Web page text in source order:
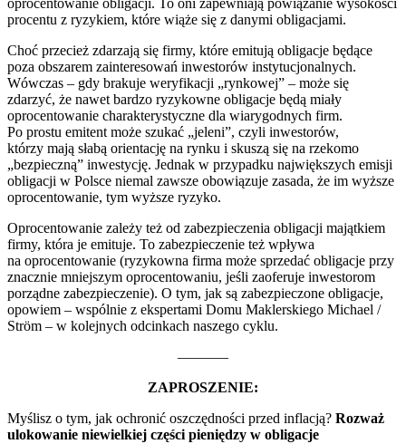
oprocentowanie obligacji. To oni zapewniają powiązanie wysokości
procentu z ryzykiem, które wiąże się z danymi obligacjami.
Choć przecież zdarzają się firmy, które emitują obligacje będące
poza obszarem zainteresowań inwestorów instytucjonalnych.
Wówczas – gdy brakuje weryfikacji „rynkowej” – może się
zdarzyć, że nawet bardzo ryzykowne obligacje będą miały
oprocentowanie charakterystyczne dla wiarygodnych firm.
Po prostu emitent może szukać „jeleni”, czyli inwestorów,
którzy mają słabą orientację na rynku i skuszą się na rzekomo
„bezpieczną” inwestycję. Jednak w przypadku największych emisji
obligacji w Polsce niemal zawsze obowiązuje zasada, że im wyższe
oprocentowanie, tym wyższe ryzyko.
Oprocentowanie zależy też od zabezpieczenia obligacji majątkiem
firmy, która je emituje. To zabezpieczenie też wpływa
na oprocentowanie (ryzykowna firma może sprzedać obligacje przy
znacznie mniejszym oprocentowaniu, jeśli zaoferuje inwestorom
porządne zabezpieczenie). O tym, jak są zabezpieczone obligacje,
opowiem – wspólnie z ekspertami Domu Maklerskiego Michael /
Ström – w kolejnych odcinkach naszego cyklu.
———–
ZAPROSZENIE:
Myślisz o tym, jak ochronić oszczędności przed inflacją? Rozważ
ulokowanie niewielkiej części pieniędzy w obligacje